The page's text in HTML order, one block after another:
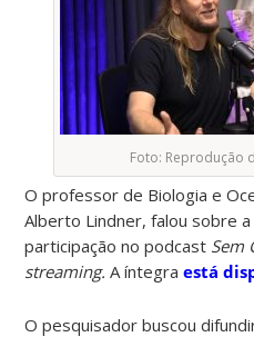
Foto: Reprodução
O professor de Biologia e
Alberto Lindner, falou sobre a
participação no podcast Sem
streaming.A íntegraestá
O pesquisador buscou